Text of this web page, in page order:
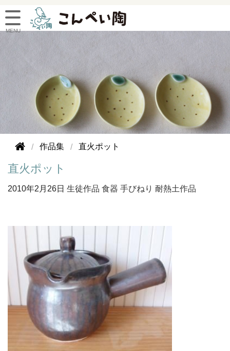
作品集 直火ポット
直火ポット
2010年2月26日 生徒作品 食器 手びねり 耐熱土作品